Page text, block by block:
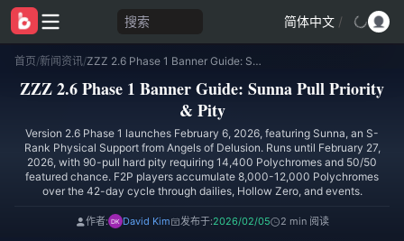
搜索 简体中文 /
首页/新闻资讯/ ZZZ 2.6 Phase 1 Banner Guide: Sunna Pull Priority & Pity
ZZZ 2.6 Phase 1 Banner Guide: Sunna Pull Priority
& Pity
Version 2.6 Phase 1 launches February 6, 2026, featuring Sunna, an S-
Rank Physical Support from Angels of Delusion. Runs until February 27,
2026, with 90-pull hard pity requiring 14,400 Polychromes and 50/50
featured chance. F2P players accumulate 8,000-12,000 Polychromes
over the 42-day cycle through dailies, Hollow Zero, and events.
作者: David Kim 发布于:2026/02/05 2 min 阅读